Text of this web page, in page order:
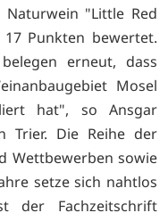
"Little Red
Punkten bewertet.
erneut, dass
Mosel
hat", so Ansgar
Trier. Die Reihe der
Wettbewerben sowie
setze sich nahtlos
der Fachzeitschrift